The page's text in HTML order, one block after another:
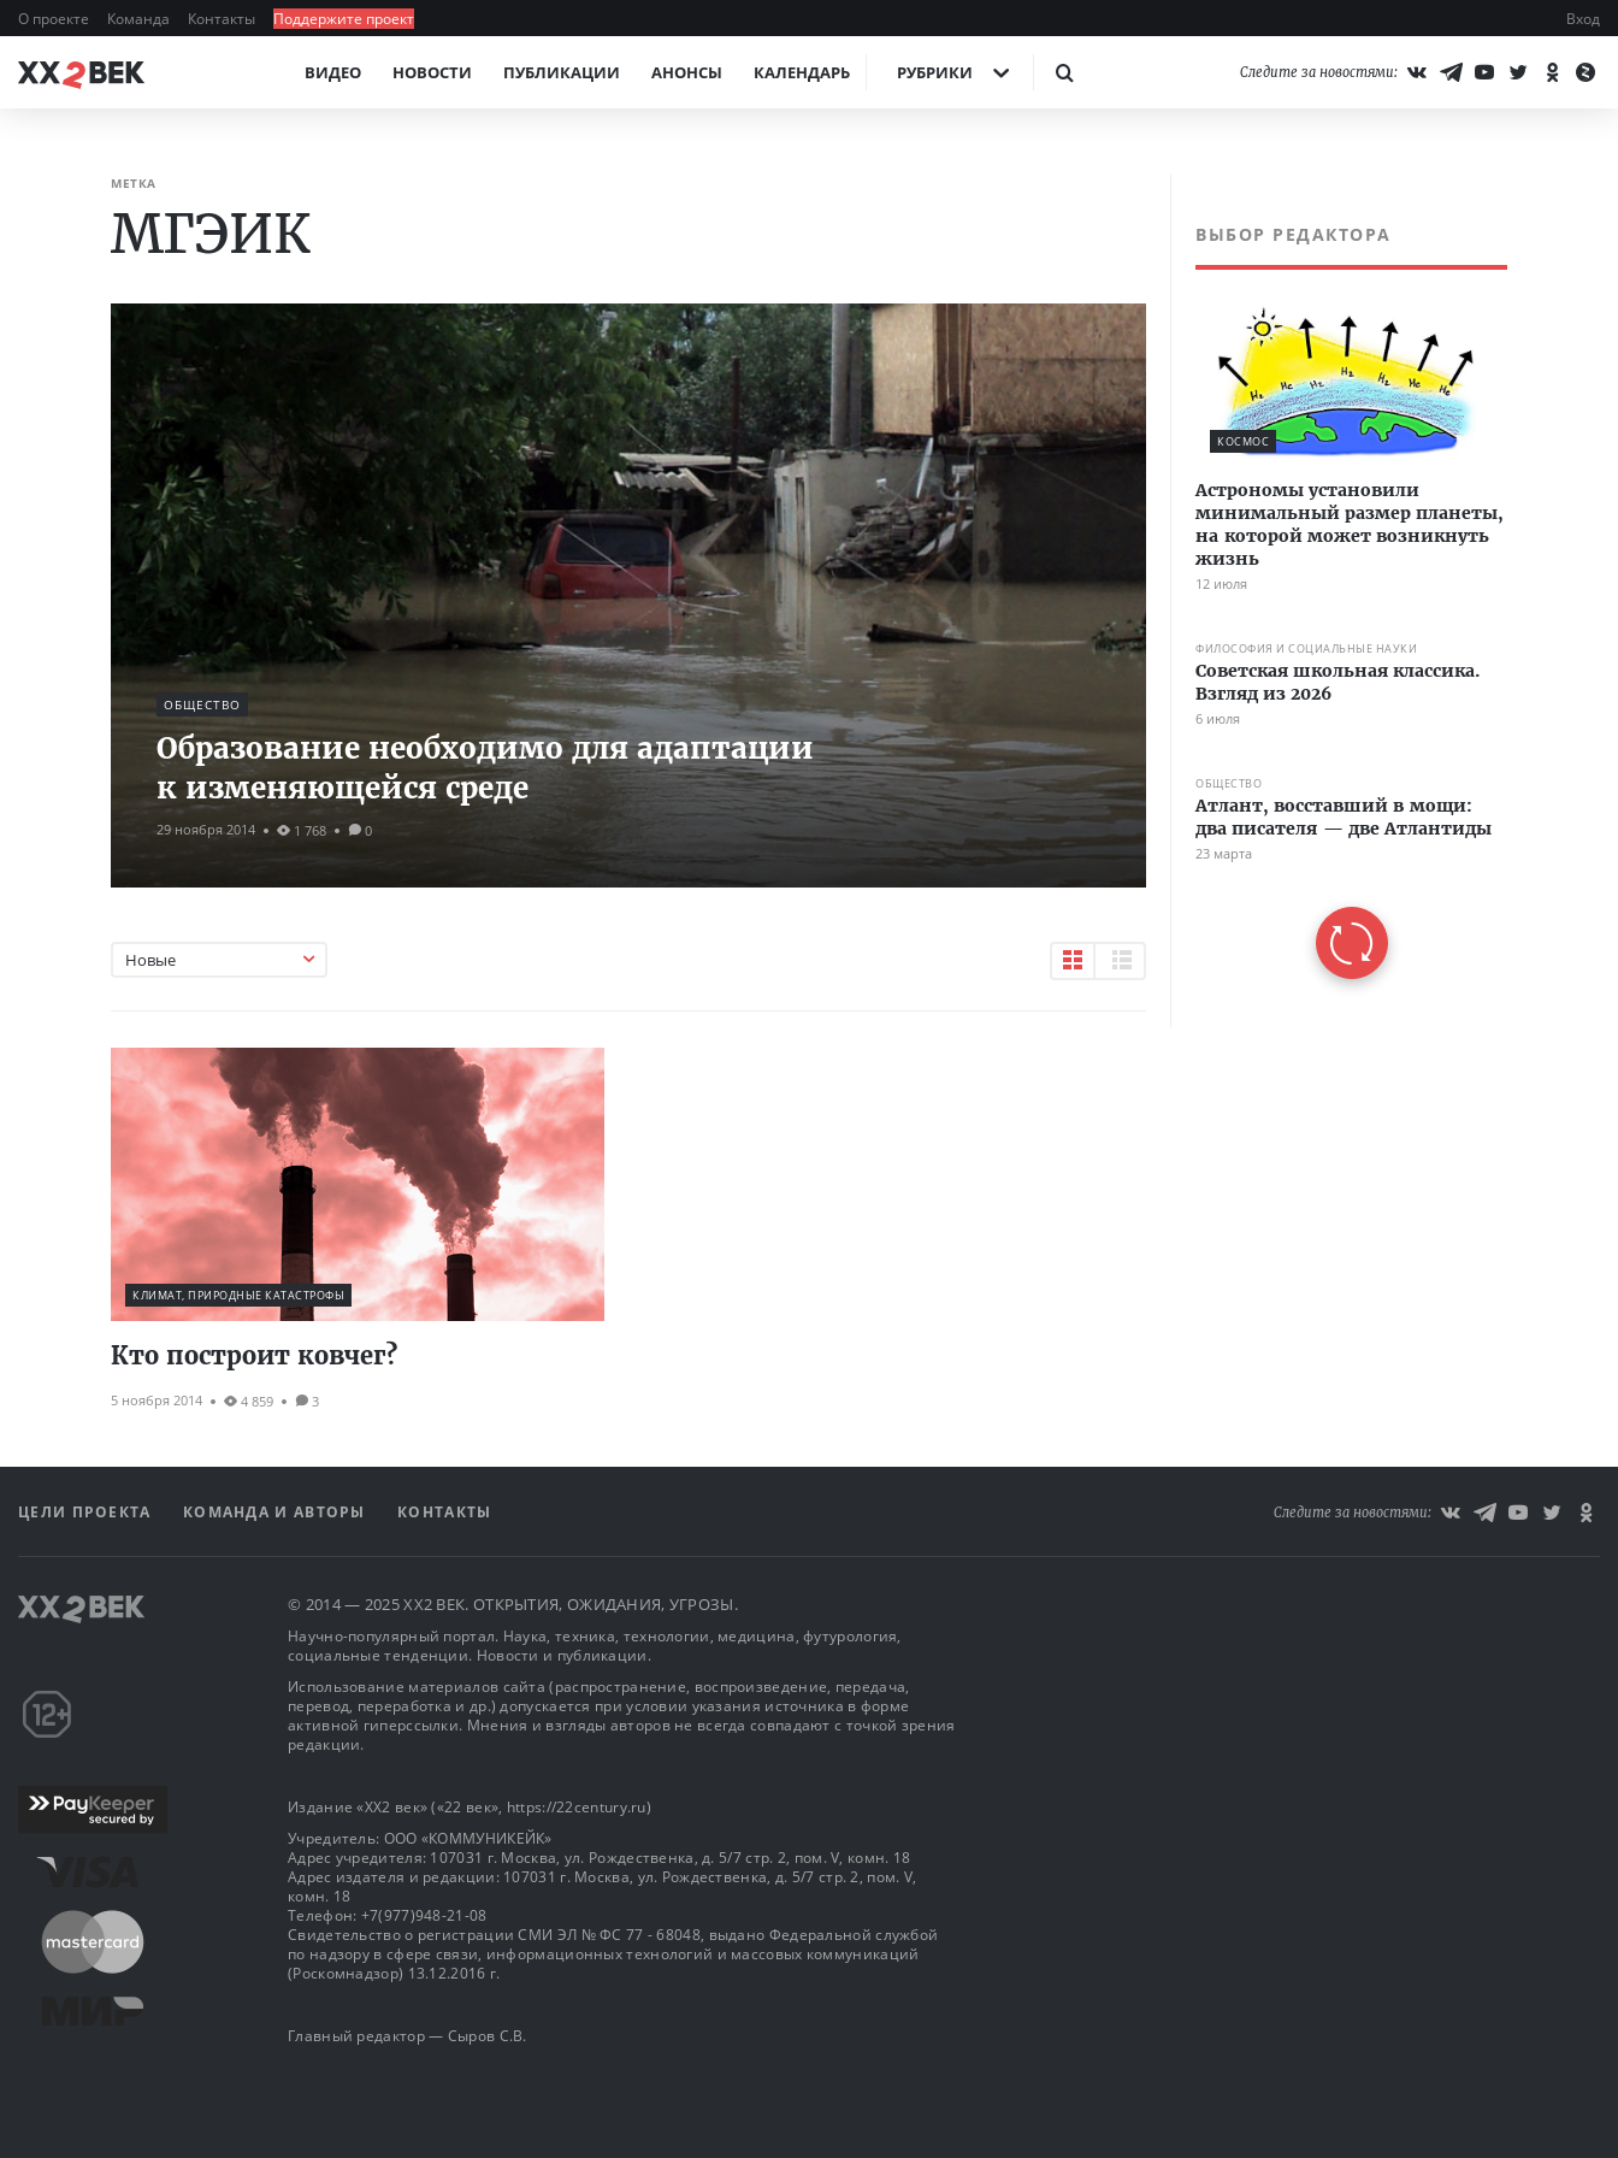
О проекте Команда Контакты Поддержите проект Вход
ВИДЕО НОВОСТИ ПУБЛИКАЦИИ АНОНСЫ КАЛЕНДАРЬ РУБРИКИ Следите за новостями:
МЕТКА
МГЭИК
ОБЩЕСТВО
Образование необходимо для адаптации
к изменяющейся среде
29 ноября 2014 1 768 0
Новые
КЛИМАТ, ПРИРОДНЫЕ КАТАСТРОФЫ
Кто построит ковчег?
5 ноября 2014 4 859 3
ВЫБОР РЕДАКТОРА
КОСМОС
Астрономы установили
минимальный размер планеты,
на которой может возникнуть
жизнь
12 июля
ФИЛОСОФИЯ И СОЦИАЛЬНЫЕ НАУКИ
Советская школьная классика.
Взгляд из 2026
6 июля
ОБЩЕСТВО
Атлант, восставший в мощи:
два писателя — две Атлантиды
23 марта
ЦЕЛИ ПРОЕКТА КОМАНДА И АВТОРЫ КОНТАКТЫ Следите за новостями:
© 2014 — 2025 XX2 ВЕК. ОТКРЫТИЯ, ОЖИДАНИЯ, УГРОЗЫ.
Научно-популярный портал. Наука, техника, технологии, медицина, футурология,
социальные тенденции. Новости и публикации.
Использование материалов сайта (распространение, воспроизведение, передача,
перевод, переработка и др.) допускается при условии указания источника в форме
активной гиперссылки. Мнения и взгляды авторов не всегда совпадают с точкой зрения
редакции.
Издание «XX2 век» («22 век», https://22century.ru)
Учредитель: OOO «КОММУНИКЕЙК»
Адрес учредителя: 107031 г. Москва, ул. Рождественка, д. 5/7 стр. 2, пом. V, комн. 18
Адрес издателя и редакции: 107031 г. Москва, ул. Рождественка, д. 5/7 стр. 2, пом. V,
комн. 18
Телефон: +7(977)948-21-08
Свидетельство о регистрации СМИ ЭЛ № ФС 77 - 68048, выдано Федеральной службой
по надзору в сфере связи, информационных технологий и массовых коммуникаций
(Роскомнадзор) 13.12.2016 г.
Главный редактор — Сыров С.В.